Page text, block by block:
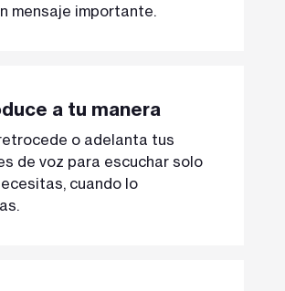
mensaje importante.
a tu manera
o adelanta tus
de voz para escuchar solo
cuando lo